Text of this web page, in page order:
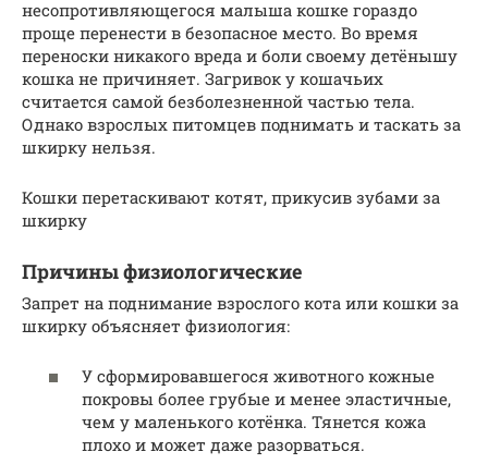
несопротивляющегося малыша кошке гораздо
проще перенести в безопасное место. Во время
переноски никакого вреда и боли своему детёнышу
кошка не причиняет. Загривок у кошачьих
считается самой безболезненной частью тела.
Однако взрослых питомцев поднимать и таскать за
шкирку нельзя.
Кошки перетаскивают котят, прикусив зубами за
шкирку
Причины физиологические
Запрет на поднимание взрослого кота или кошки за
шкирку объясняет физиология:
У сформировавшегося животного кожные
покровы более грубые и менее эластичные,
чем у маленького котёнка. Тянется кожа
плохо и может даже разорваться.